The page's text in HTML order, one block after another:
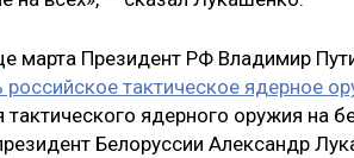
марта Президент РФ Владимир
российское тактическое ядерное
ядерного оружия на
Белоруссии Александр